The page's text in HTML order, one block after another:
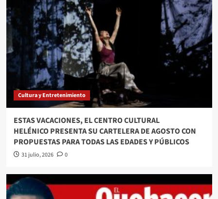
Cultura y Entretenimiento
ESTAS VACACIONES, EL CENTRO CULTURAL
HELÉNICO PRESENTA SU CARTELERA DE AGOSTO CON
PROPUESTAS PARA TODAS LAS EDADES Y PÚBLICOS
31 julio, 2026 0